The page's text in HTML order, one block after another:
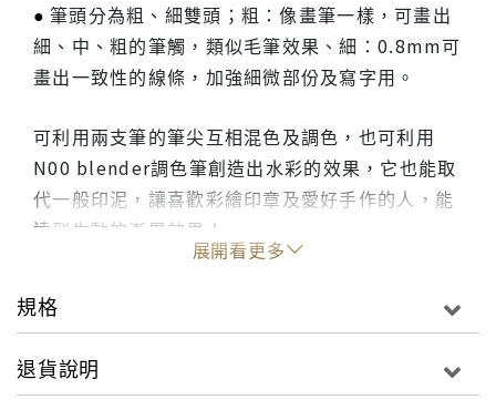
● 筆頭分為粗、細雙頭；粗：像畫筆一樣，可畫出
細、中、粗的筆觸，類似毛筆效果、細：0.8mm可
畫出一致性的線條，加強細微部份及寫字用。
可利用兩支筆的筆尖互相混色及調色，也可利用
N00 blender調色筆創造出水彩的效果，它也能取
代一般印泥，讓喜歡彩繪印章及愛好手作的人，能
達到生動的漸層效果！
畫、人體彩繪等…
展開看更多
規格
退貨說明